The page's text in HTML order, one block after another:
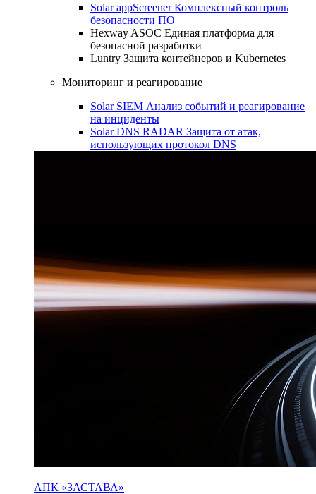
Solar appScreenerКомплексный контроль
безопасности ПО
Hexway ASOC Единая платформа для
безопасной разработки
Luntry Защита контейнеров и Kubernetes
Мониторинг и реагирование
Solar SIEM Анализ событий и реагирование
на инциденты
Solar DNS RADAR Защита от атак,
использующих протокол DNS
АПК «ЗАСТАВА»